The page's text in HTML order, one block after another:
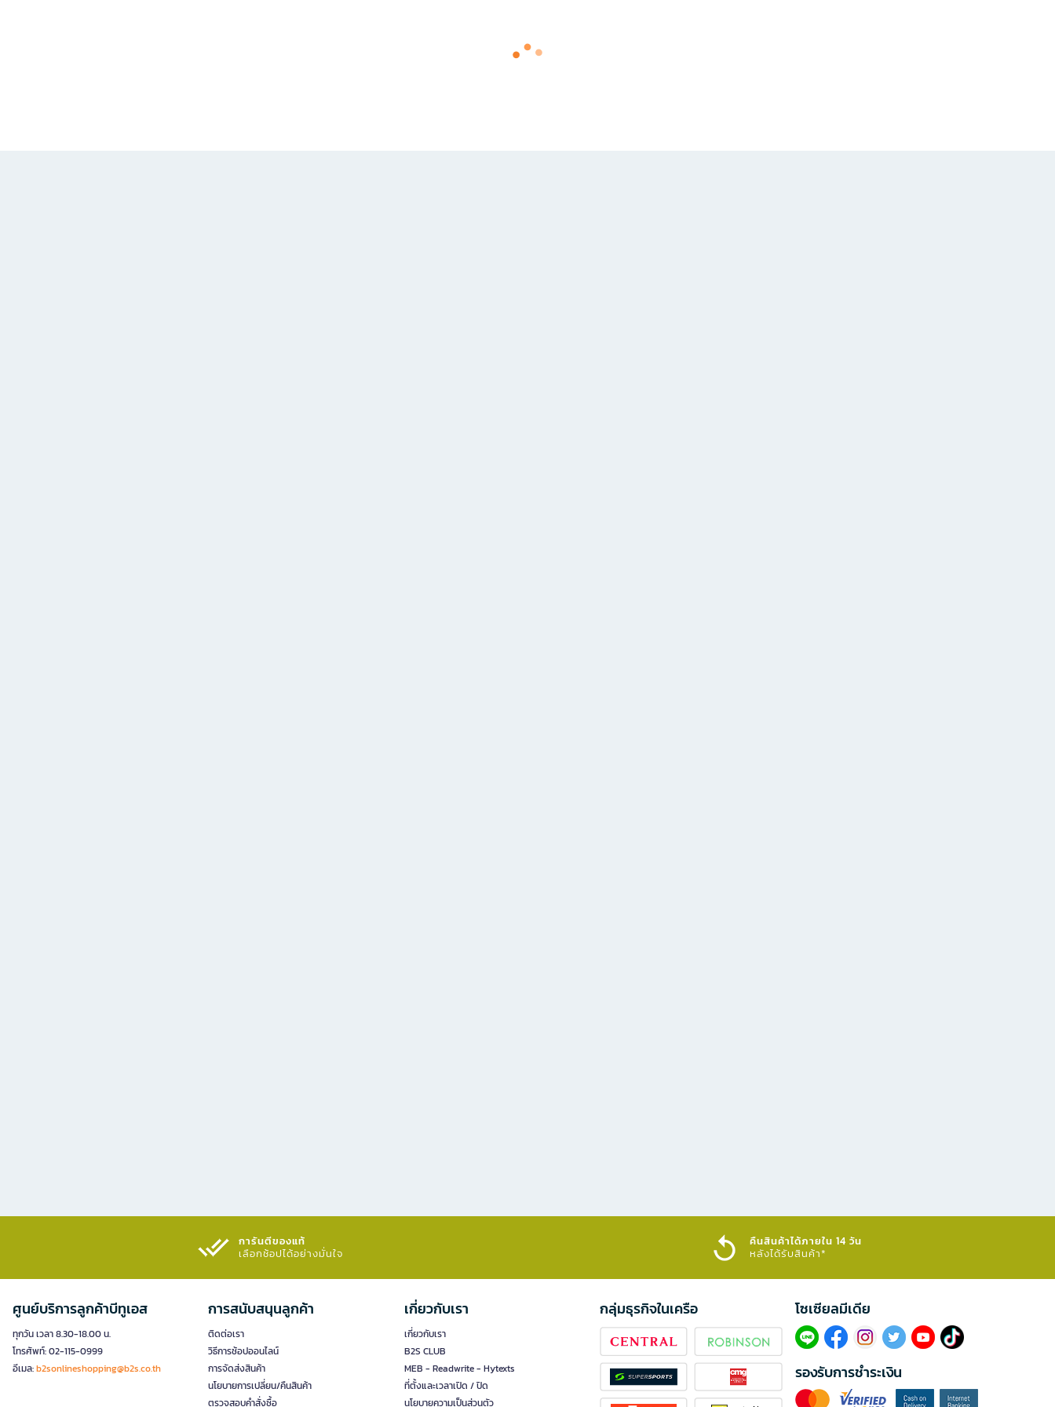
การันตีของแท้
เลือกช้อปได้อย่างมั่นใจ​
คืนสินค้าได้ภายใน 14 วัน
หลังได้รับสินค้า*
ศูนย์บริการลูกค้าบีทูเอส
ทุกวัน เวลา 8.30-18.00 น.
โทรศัพท์: 02-115-0999
อีเมล:b2sonlineshopping@b2s.co.th
การสนับสนุนลูกค้า
ติดต่อเรา
วิธีการช้อปออนไลน์
การจัดส่งสินค้า
นโยบายการเปลี่ยน/คืนสินค้า
ตรวจสอบคำสั่งซื้อ
เกี่ยวกับเรา
เกี่ยวกับเรา
B2S CLUB
MEB - Readwrite - Hytexts
ที่ตั้งและเวลาเปิด / ปิด
นโยบายความเป็นส่วนตัว
กลุ่มธุรกิจในเครือ โซเซียลมีเดีย​
รองรับการชำระเงิน